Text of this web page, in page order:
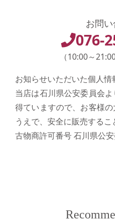
お問
076-
（10:00～
お知らせいただいた個人情
当店は石川県公安委員会
得ていますので、お客様
うえで、安全に販売するこ
古物商許可番号 石川県公